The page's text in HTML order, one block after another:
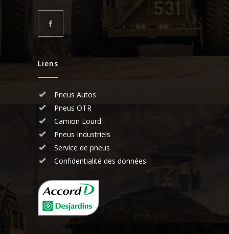
Liens
Pneus Autos
Pneus OTR
Camion Lourd
Pneus Industriels
Service de pneus
Confidentialité des données